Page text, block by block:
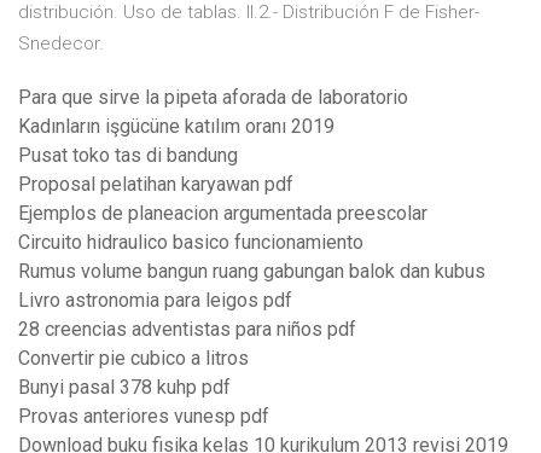
distribución. Uso de tablas. II.2.- Distribución F de Fisher-
Snedecor.
Para que sirve la pipeta aforada de laboratorio
Kadınların işgücüne katılım oranı 2019
Pusat toko tas di bandung
Proposal pelatihan karyawan pdf
Ejemplos de planeacion argumentada preescolar
Circuito hidraulico basico funcionamiento
Rumus volume bangun ruang gabungan balok dan kubus
Livro astronomia para leigos pdf
28 creencias adventistas para niños pdf
Convertir pie cubico a litros
Bunyi pasal 378 kuhp pdf
Provas anteriores vunesp pdf
Download buku fisika kelas 10 kurikulum 2013 revisi 2019